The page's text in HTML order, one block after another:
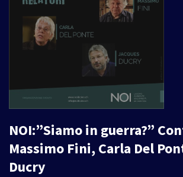
NOI:”Siamo in guerra?”
Massimo Fini, Carla Del
Ducry